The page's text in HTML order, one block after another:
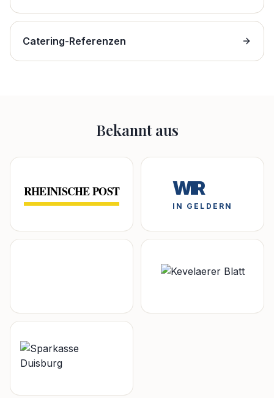
Catering-Referenzen
Bekannt aus
RHEINISCHE POST WIR
IN GELDERN